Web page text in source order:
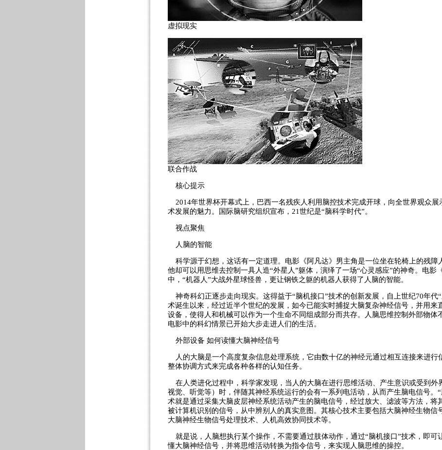
虚拟现实
联合作战
核心提示
2014年世界杯开幕式上，巴西一名残疾人利用脑控技术完成开球，向全世界观众展
术发展的魅力。国际脑研究组织宣布，21世纪是“脑科学时代”。
视点聚焦
人脑的智能
科学源于幻想，这话有一定道理。电影《阿凡达》男主角是一位坐在轮椅上的残障
他却可以用思维去控制一具人造“外星人”躯体，演绎了一场“心灵感应”的神奇。电影
中，“机器人”大战外星球怪兽，更让钢铁之躯的机器人获得了人脑的智能。
神奇科幻正逐步走向现实。这得益于“脑机接口”技术的创新发展，自上世纪70年代
术诞生以来，经过近半个世纪的发展，如今已能实时捕捉大脑复杂神经信号，并用来
设备，使得人和机械可以作为一个生命不同组成部分而共存。人脑思维控制外部物体
电影中的科幻情景已开始大步走进人们的生活。
外部设备 如何读懂大脑神经信号
人的大脑是一个高度复杂信息处理系统，它由数十亿的神经元通过相互连接来进行
整体协调方式来完成各种各样的认知任务。
在人类进化过程中，科学家发现，当人的大脑在进行思维活动、产生意识或受到外
视觉、听觉等）时，伴随其神经系统运行的会有一系列电活动，从而产生脑电信号。
术就是通过采集大脑皮层神经系统活动产生的脑电信号，经过放大、滤波等方法，将
被计算机识别的信号，从中辨别人的真实意图。其核心技术主要包括大脑神经生物信
大脑神经生物信号处理技术、人机高效协同技术等。
就是说，人脑想执行某个操作，不需要通过肢体动作，通过“脑机接口”技术，即可
懂大脑神经信号，并将思维活动转换为指令信号，来实现人脑思维的操控。